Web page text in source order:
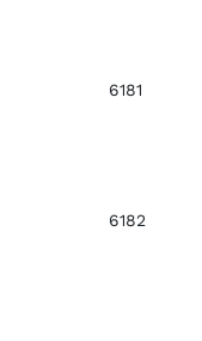
6181
6182